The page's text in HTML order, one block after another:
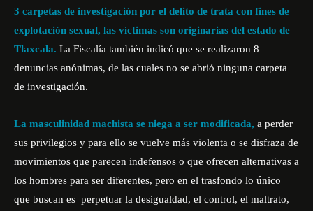
3 carpetas de investigación por el delito de trata con fines de
explotación sexual, las víctimas son originarias del estado de
Tlaxcala. La Fiscalía también indicó que se realizaron 8
denuncias anónimas, de las cuales no se abrió ninguna carpeta
de investigación.
La masculinidad machista se niega a ser modificada, a perder
sus privilegios y para ello se vuelve más violenta o se disfraza de
movimientos que parecen indefensos o que ofrecen alternativas a
los hombres para ser diferentes, pero en el trasfondo lo único
que buscan es perpetuar la desigualdad, el control, el maltrato,